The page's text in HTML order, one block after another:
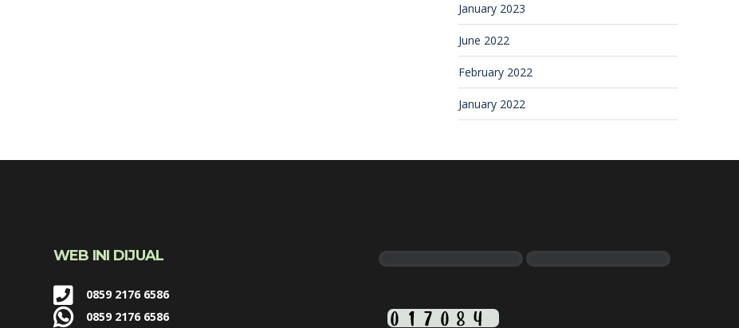
January 2023
June 2022
February 2022
January 2022
WEB INI DIJUAL
0859 2176 6586
0859 2176 6586